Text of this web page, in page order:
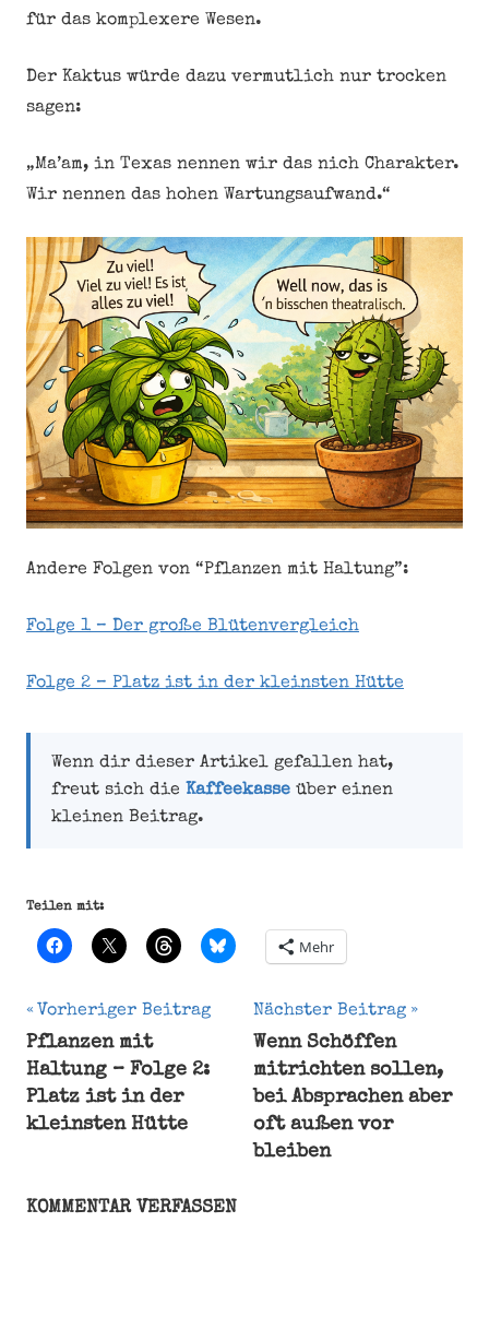
für das komplexere Wesen.
Der Kaktus würde dazu vermutlich nur trocken
sagen:
„Ma’am, in Texas nennen wir das nich Charakter.
Wir nennen das hohen Wartungsaufwand.“
Andere Folgen von “Pflanzen mit Haltung”:
Folge 1 – Der große Blütenvergleich
Folge 2 – Platz ist in der kleinsten Hütte
Wenn dir dieser Artikel gefallen hat,
freut sich die Kaffeekasseüber einen
kleinen Beitrag.
Teilen mit:
Mehr
Basilikum
vs Kaktus
botanischer
Humor
pflegen
Beitragsnavigation
Vorheriger Beitrag
Pflanzen mit
Haltung – Folge 2:
Platz ist in der
kleinsten Hütte
Nächster Beitrag
Wenn Schöffen
mitrichten sollen,
bei Absprachen aber
oft außen vor
bleiben
KOMMENTAR VERFASSEN